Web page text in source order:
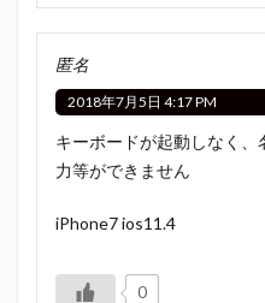
匿名
2018年7月5日 4:17 PM
キーボードが起動しなく、
力等ができません
iPhone7 ios11.4
0